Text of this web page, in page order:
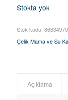
Stokta yok
Stok kodu:
Çelik Mama ve Su
Açıklama